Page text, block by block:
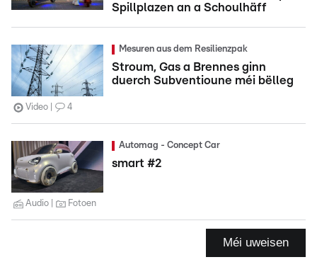
Spillplazen an a Schoulhäff
Mesuren aus dem Resilienzpak
Stroum, Gas a Brennes ginn
duerch Subventioune méi bëlleg
Video 4
Automag - Concept Car
smart #2
Audio Fotoen
Méi uweisen